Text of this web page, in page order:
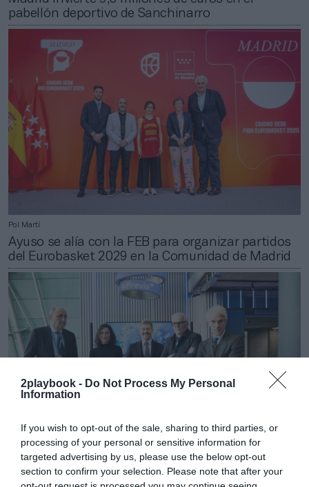
2playbook - Do Not Process My Personal
Information
If you wish to opt-out of the sale, sharing to third parties, or
processing of your personal or sensitive information for
targeted advertising by us, please use the below opt-out
section to confirm your selection. Please note that after your
pabellón deportivo de Sanchinarro
Pol Martí
Ayuso se alía con la FEB para organizar partidos
del Eurobasket 2029 en la Comunidad de Madrid
2Playbook